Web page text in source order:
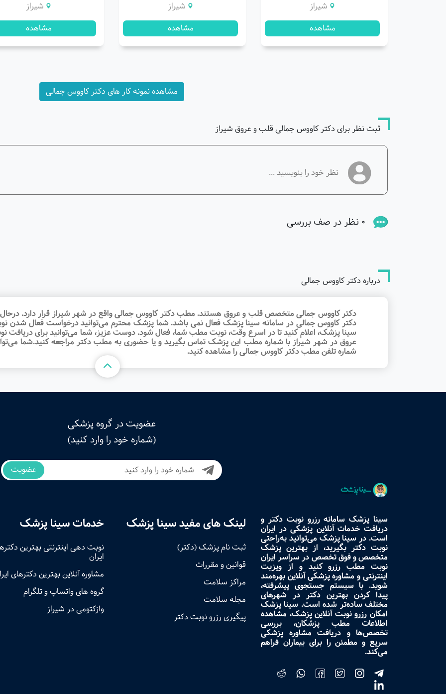
شیراز
مشاهده
شیراز
مشاهده
شیراز
مشاهده
مشاهده نمونه کار های دکتر کاووس جمالی
ثبت نظر برای دکتر کاووس جمالی قلب و عروق شیراز
0 نظر در صف بررسی
درباره دکتر کاووس جمالی
دکتر کاووس جمالی متخصص قلب و عروق هستند. مطب دکتر کاووس جمالی واقع در شهر شیراز قرار دارد. درحال
دکتر کاووس جمالی در سامانه سینا پزشک فعال نمی باشد. شما پزشک محترم می‌توانید درخواست فعال شدن
سینا پزشک، اعلام کنید تا در اسرع وقت‌، نوبت مطب شما، فعال شود. دوست عزیز، شما می‌توانید برای
عروق در شهر شیراز با شماره مطب این پزشک تماس بگیرید و یا حضوری به مطب دکتر مراجعه کنید.شما
شماره تلفن مطب دکتر کاووس جمالی را مشاهده کنید.
عضویت در گروه پزشکی
(شماره خود را وارد کنید)
عضویت
سینا پزشک سامانه رزرو نوبت دکتر و
دریافت خدمات آنلاین پزشکی در ایران
است. در سینا پزشک می‌توانید به‌راحتی
نوبت دکتر بگیرید، از بهترین پزشک
متخصص و فوق تخصص در سراسر ایران
نوبت مطب رزرو کنید و از ویزیت
اینترنتی و مشاوره پزشکی آنلاین بهره‌مند
شوید. با سیستم جستجوی پیشرفته،
پیدا کردن بهترین دکتر در شهرهای
مختلف ساده‌تر شده است. سینا پزشک
امکان رزرو نوبت آنلاین پزشک، مشاهده
اطلاعات مطب پزشکان، بررسی
تخصص‌ها و دریافت مشاوره پزشکی
سریع و مطمئن را برای بیماران فراهم
می‌کند.
لینک های مفید سینا پزشک
ثبت نام پزشک (دکتر)
قوانین و مقررات
مراکز سلامت
مجله سلامت
پیگیری رزرو نوبت دکتر
خدمات سینا پزشک
نوبت‌ دهی اینترنتی بهترین
ایران
مشاوره آنلاین بهترین دکترهای
گروه های واتساپ و تلگرام
وازکتومی در شیراز